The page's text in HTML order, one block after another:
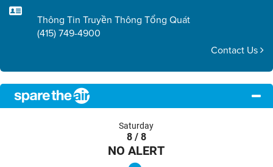
Thông Tin Truyền Thông Tổng Quát
(415) 749-4900
Contact Us
Saturday
8 / 8
NO ALERT